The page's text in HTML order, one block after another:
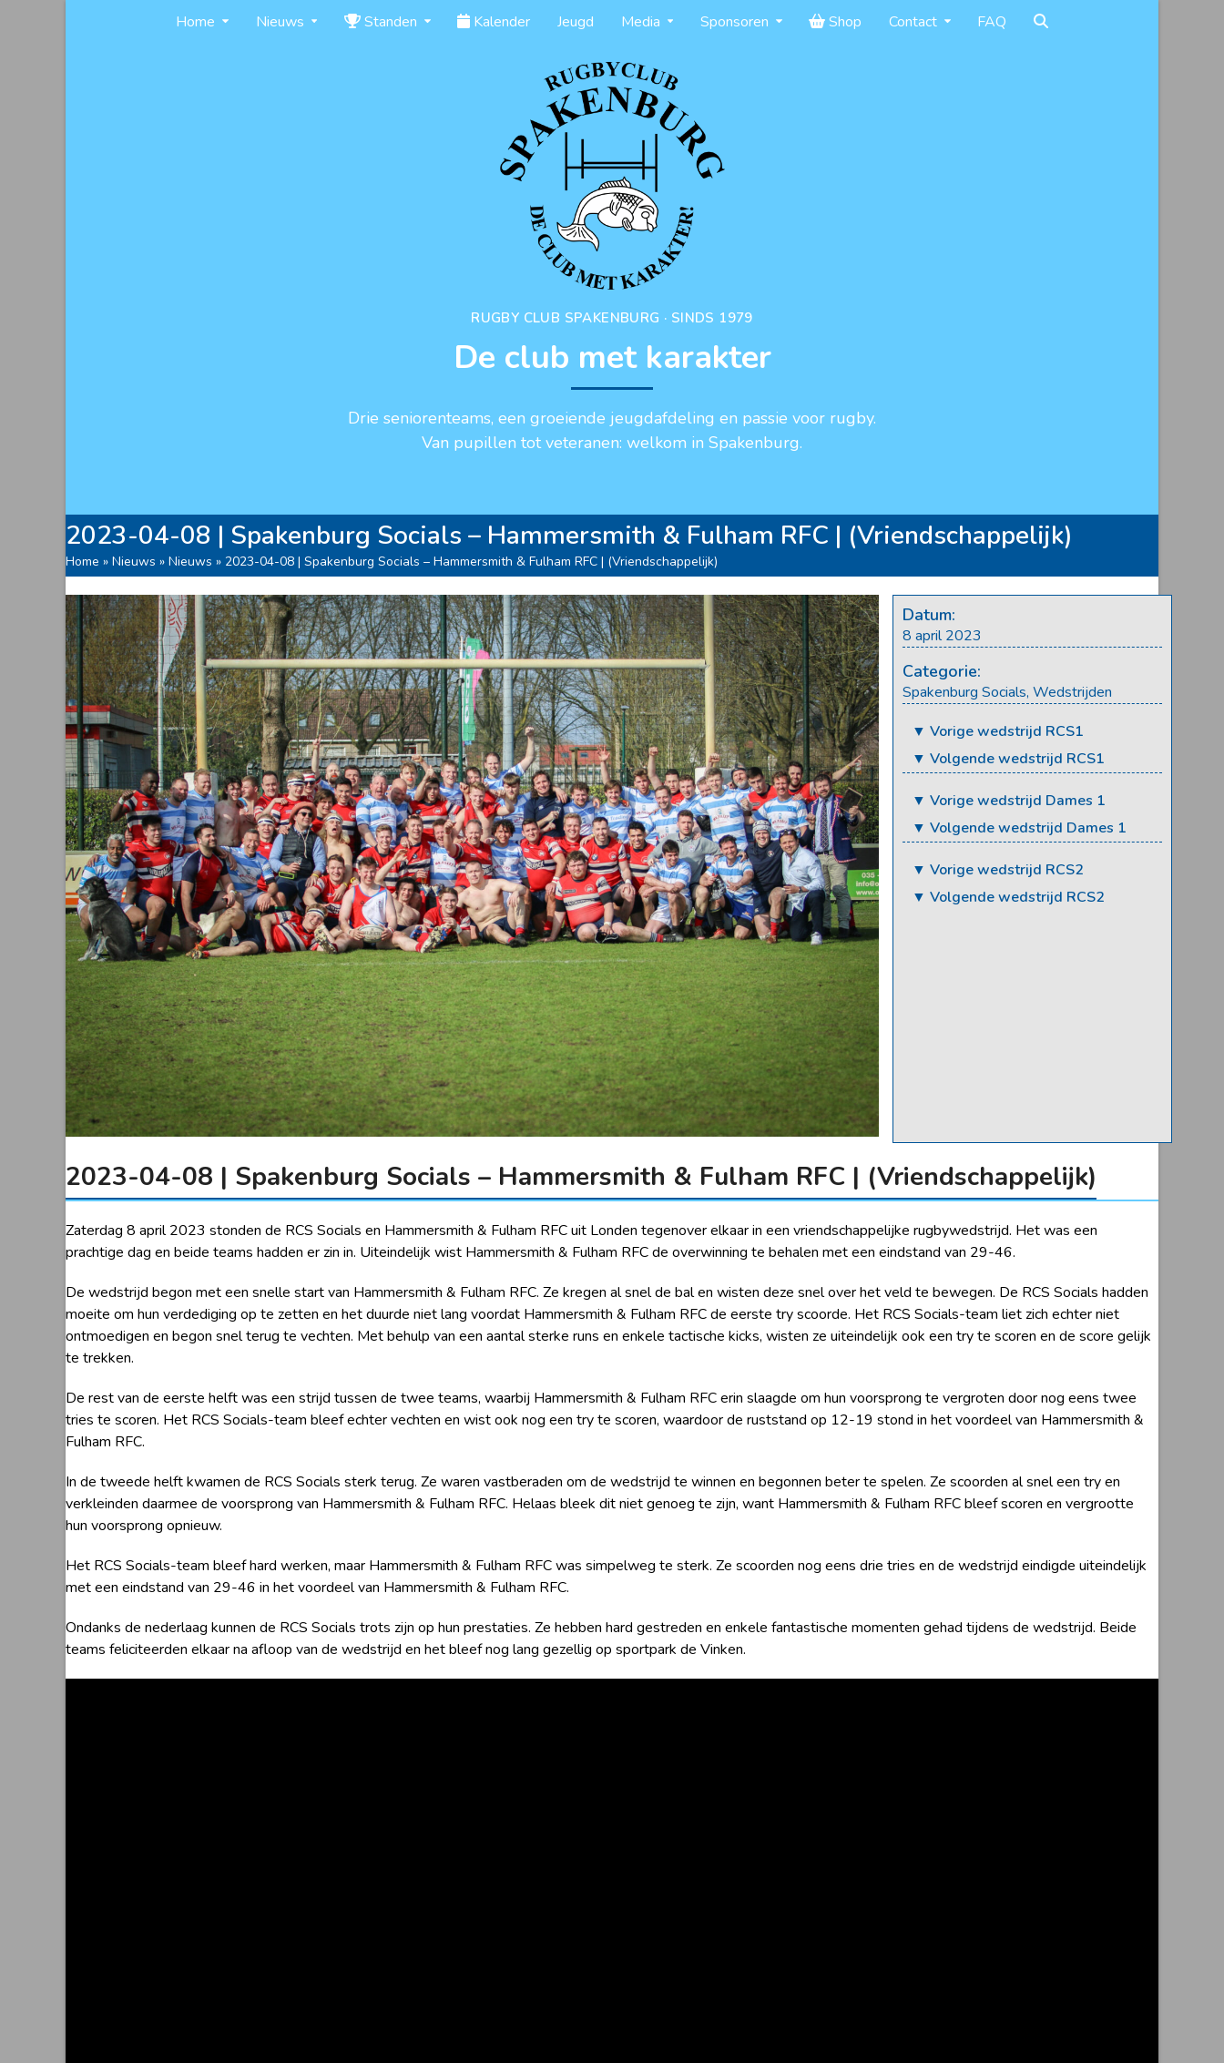
Home Nieuws Standen Kalender Jeugd Media Sponsoren Shop Contact FAQ
RUGBY CLUB SPAKENBURG · SINDS 1979
De club met karakter
Drie seniorenteams, een groeiende jeugdafdeling en passie voor rugby.
Van pupillen tot veteranen: welkom in Spakenburg.
2023-04-08 | Spakenburg Socials – Hammersmith & Fulham RFC | (Vriendschappelijk)
Home » Nieuws » Nieuws » 2023-04-08 | Spakenburg Socials – Hammersmith & Fulham RFC | (Vriendschappelijk)
Datum:
8 april 2023
Categorie:
Spakenburg Socials, Wedstrijden
▼ Vorige wedstrijd RCS1
▼ Volgende wedstrijd RCS1
▼ Vorige wedstrijd Dames 1
▼ Volgende wedstrijd Dames 1
▼ Vorige wedstrijd RCS2
▼ Volgende wedstrijd RCS2
2023-04-08 | Spakenburg Socials – Hammersmith & Fulham RFC | (Vriendschappelijk)
Zaterdag 8 april 2023 stonden de RCS Socials en Hammersmith & Fulham RFC uit Londen tegenover elkaar in een vriendschappelijke rugbywedstrijd. Het was een
prachtige dag en beide teams hadden er zin in. Uiteindelijk wist Hammersmith & Fulham RFC de overwinning te behalen met een eindstand van 29-46.
De wedstrijd begon met een snelle start van Hammersmith & Fulham RFC. Ze kregen al snel de bal en wisten deze snel over het veld te bewegen. De RCS Socials hadden
moeite om hun verdediging op te zetten en het duurde niet lang voordat Hammersmith & Fulham RFC de eerste try scoorde. Het RCS Socials-team liet zich echter niet
ontmoedigen en begon snel terug te vechten. Met behulp van een aantal sterke runs en enkele tactische kicks, wisten ze uiteindelijk ook een try te scoren en de score gelijk
te trekken.
De rest van de eerste helft was een strijd tussen de twee teams, waarbij Hammersmith & Fulham RFC erin slaagde om hun voorsprong te vergroten door nog eens twee
tries te scoren. Het RCS Socials-team bleef echter vechten en wist ook nog een try te scoren, waardoor de ruststand op 12-19 stond in het voordeel van Hammersmith &
Fulham RFC.
In de tweede helft kwamen de RCS Socials sterk terug. Ze waren vastberaden om de wedstrijd te winnen en begonnen beter te spelen. Ze scoorden al snel een try en
verkleinden daarmee de voorsprong van Hammersmith & Fulham RFC. Helaas bleek dit niet genoeg te zijn, want Hammersmith & Fulham RFC bleef scoren en vergrootte
hun voorsprong opnieuw.
Het RCS Socials-team bleef hard werken, maar Hammersmith & Fulham RFC was simpelweg te sterk. Ze scoorden nog eens drie tries en de wedstrijd eindigde uiteindelijk
met een eindstand van 29-46 in het voordeel van Hammersmith & Fulham RFC.
Ondanks de nederlaag kunnen de RCS Socials trots zijn op hun prestaties. Ze hebben hard gestreden en enkele fantastische momenten gehad tijdens de wedstrijd. Beide
teams feliciteerden elkaar na afloop van de wedstrijd en het bleef nog lang gezellig op sportpark de Vinken.